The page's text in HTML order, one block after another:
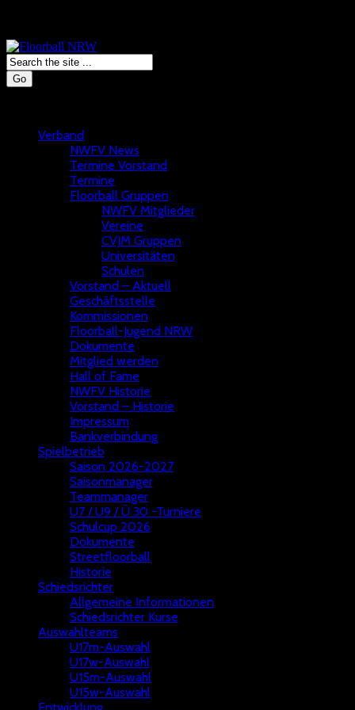
Go
Verband
NWFV News
Termine Vorstand
Termine
Floorball Gruppen
NWFV Mitglieder
Vereine
CVJM Gruppen
Universitäten
Schulen
Vorstand – Aktuell
Geschäftsstelle
Kommissionen
Floorball-Jugend NRW
Dokumente
Mitglied werden
Hall of Fame
NWFV Historie
Vorstand – Historie
Impressum
Bankverbindung
Spielbetrieb
Saison 2026-2027
Saisonmanager
Teammanager
U7 / U9 / Ü 30 -Turniere
Schulcup 2026
Dokumente
Streetfloorball
Historie
Schiedsrichter
Allgemeine Informationen
Schiedsrichter Kurse
Auswahlteams
U17m-Auswahl
U17w-Auswahl
U15m-Auswahl
U15w-Auswahl